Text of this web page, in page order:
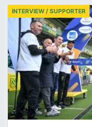
INTERVIEW / SUPPORTER